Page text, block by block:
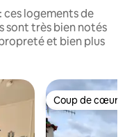
ces logements de
sont très bien notés
et bien plus
Coup de cœur
Coup de cœur